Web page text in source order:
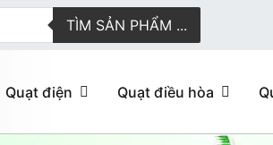
TÌM SẢN PHẨM ...
tuyến giao hàng nhanh
hòa, quạt trần đèn trang trí, đèn
Quạt điện Quạt điều hòa